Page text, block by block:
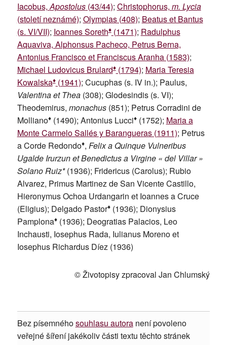
Iacobus,Apostolus(43/44); Christophorus, m. Lycia
(století neznámé); Olympias (408); Beatus et Bantus
(s. VI/VII); Ioannes Soreth♦(1471); Radulphus
Aquaviva, Alphonsus Pacheco, Petrus Berna,
Antonius Francisco et Franciscus Aranha (1583);
Michael Ludovicus Brulard♦(1794); Maria Teresia
Kowalska♦(1941); Cucuphas (s. IV in.); Paulus,
Valentina et Thea(308); Glodesindis (s. VI);
Theodemirus, monachus(851); Petrus Corradini de
Molliano♦(1490); Antonius Lucci♦(1752); Maria a
Monte Carmelo Sallés y Barangueras (1911); Petrus
a Corde Redondo♦, Felix a Quinque Vulneribus
Ugalde Irurzun et Benedictus a Virgine « del Villar »
Solano Ruiz*(1936); Fridericus (Carolus); Rubio
Alvarez, Primus Martinez de San Vicente Castillo,
Hieronymus Ochoa Urdangarin et Ioannes a Cruce
(Eligius); Delgado Pastor♦(1936); Dionysius
Pamplona♦(1936); Deogratias Palacios, Leo
Inchausti, Iosephus Rada, Iulianus Moreno et
Iosephus Richardus Díez (1936)
© Životopisy zpracoval Jan Chlumský
Bez písemnéhosouhlasu autoranení povoleno
veřejné šíření jakékoliv části textu těchto stránek